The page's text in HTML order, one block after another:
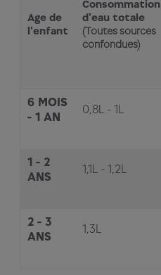
Age de
l'enfant
Consommation
d'eau totale
(Toutes sources
confondues)
6 MOIS
- 1 AN
0,8L - 1L
1 - 2
ANS
1,1L - 1,2L
2 - 3
ANS
1,3L